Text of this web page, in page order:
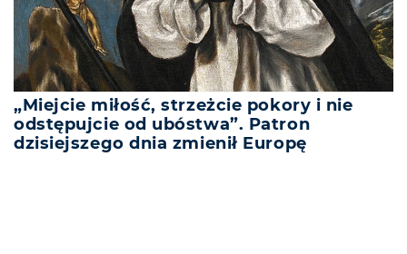
„Miejcie miłość, strzeżcie pokory i nie
odstępujcie od ubóstwa”. Patron
dzisiejszego dnia zmienił Europę